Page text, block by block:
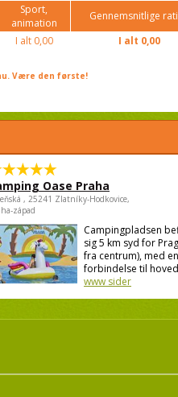
Sport,
animation
Gennemsnitlige
I alt0,00 I alt 0,00
Være den første!
Oase Praha
, 25241 Zlatníky-Hodkovice,
západ
Campingpladsen
sig 5 km syd for
fra centrum), med
forbindelse til
www sider